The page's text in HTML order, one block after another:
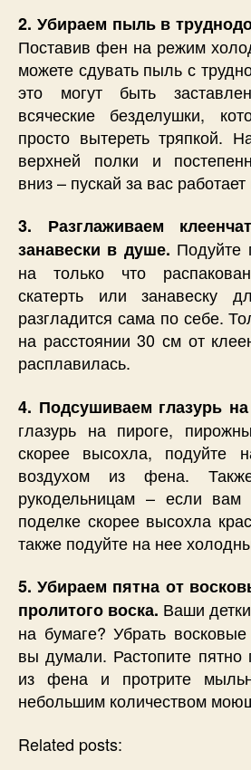
2. Убираем пыль в
Поставив фен на режим
можете сдувать пыль с
это могут быть
всяческие безделушки,
просто вытереть тряпкой.
верхней полки и
вниз – пускай за вас
3. Разглаживаем
занавески в душе. Подуйте
на только что
скатерть или занавеску
разгладится сама по себе.
на расстоянии 30 см от
расплавилась.
4. Подсушиваем глазурь на
глазурь на пироге,
скорее высохла, подуйте
воздухом из фена.
рукодельницам – если
поделке скорее высохла
также подуйте на нее
5. Убираем пятна от
пролитого воска. Ваши
на бумаге? Убрать
вы думали. Растопите пятно
из фена и протрите
небольшим количеством
Related posts: